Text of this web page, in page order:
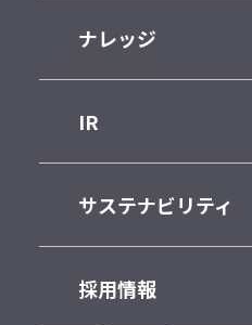
ナレッジ
IR
サステナビリティ
採用情報